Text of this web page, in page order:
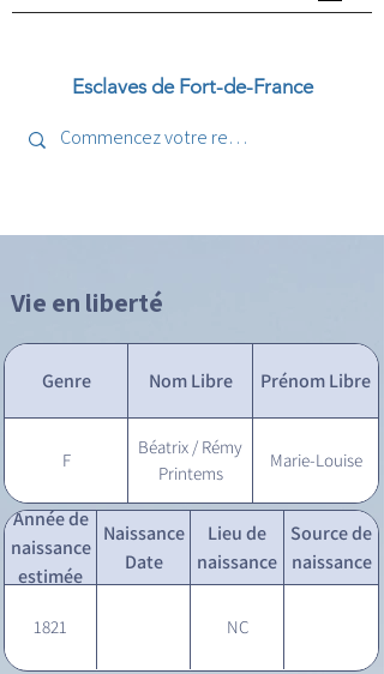
Esclaves de Fort-de-France
Vie en liberté
Genre Nom Libre Prénom Libre
F
Béatrix / Rémy
Printems
Marie-Louise
Année de
naissance
estimée
Naissance
Date
Lieu de
naissance
Source de
naissance
1821 NC